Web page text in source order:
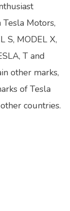
Motors,
S, MODEL X,
T and
other marks,
of Tesla
countries.